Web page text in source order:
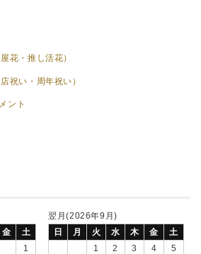
花・推し活花）
祝い・周年祝い）
ント
金
土
1
翌月(2026年9月)
日
月 火 水 木 金
土
1
2 3 4
5